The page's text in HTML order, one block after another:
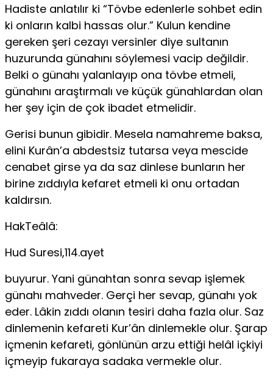
Hadiste anlatılır ki “Tövbe edenlerle sohbet edin
ki on­ların kalbi hassas olur.” Kulun kendine
gereken şeri cezayı versinler diye sultanın
huzurunda günahını söylemesi vacip değildir.
Belki o günahı yalanlayıp ona tövbe etmeli,
güna­hını araştırmalı ve küçük günahlardan olan
her şey için de çok ibadet etmelidir.
Gerisi bunun gibidir. Mesela namahreme baksa,
elini Kurân’a abdestsiz tutarsa veya mescide
cenabet girse ya da saz dinlese bunların her
birine zıddıyla kefaret etmeli ki onu or­tadan
kaldırsın.
HakTeâlâ:
Hud Suresi,114.ayet
buyurur. Yani günahtan sonra sevap işlemek
günahı mah­veder. Gerçi her sevap, günahı yok
eder. Lâkin zıddı olanın tesiri daha fazla olur. Saz
dinlemenin kefareti Kur’ân dinle­mekle olur. Şarap
içmenin kefareti, gönlünün arzu ettiği helâl içkiyi
içmeyip fukaraya sadaka vermekle olur.